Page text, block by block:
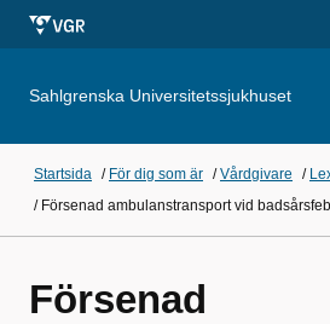
Sahlgrenska Universitetssjukhuset
Startsida / För dig som är /Vårdgivare /
/ Försenad ambulanstransport vid
Försenad